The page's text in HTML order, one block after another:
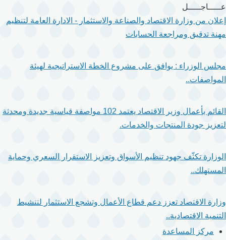
تجاوز
إلى
المحتوى
عـــــاجـــــل
إعلان من وزارة الاقتصاد والصناعة والاستثمار - الادارة العامة لتنظيم
مهنة تدقيق ومراجعة الحسابات
مجلس الوزراء : يوافق على مشروع الخطة الاستراتيجية لهيئة
المواصفات..
القائم بأعمال وزير الاقتصاد يعتمد 102 مواصفة قياسية جديدة ومحدثة
لتعزيز جودة المنتجات والخدمات.
الوزارة تكثّف جهود تنظيم الأسواق وتعزيز الاستقرار السعري وحماية
المستهلك..
وزارة الاقتصاد تعزز دعم قطاع الأعمال وتشجع الاستثمار لتنشيط
التنمية الاقتصادية..
مركز المساعدة